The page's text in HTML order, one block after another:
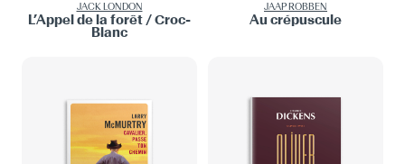
JACK LONDON
L’Appel de la forêt / Croc-
Blanc
JAAP ROBBEN
Au crépuscule